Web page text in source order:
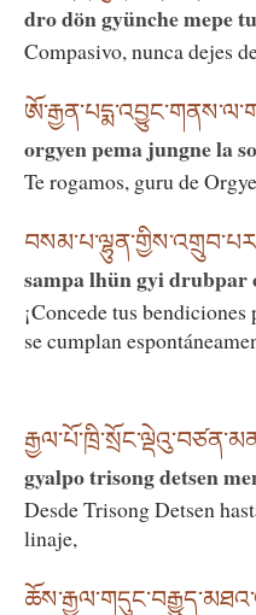
dro dön gyünche mepe
Compasivo, nunca dejes
orgyen pema jungne la
Te rogamos, guru de
sampa lhün gyi drubpar
¡Concede tus bendiciones
se cumplan
gyalpo trisong detsen
Desde Trisong Detsen
linaje,